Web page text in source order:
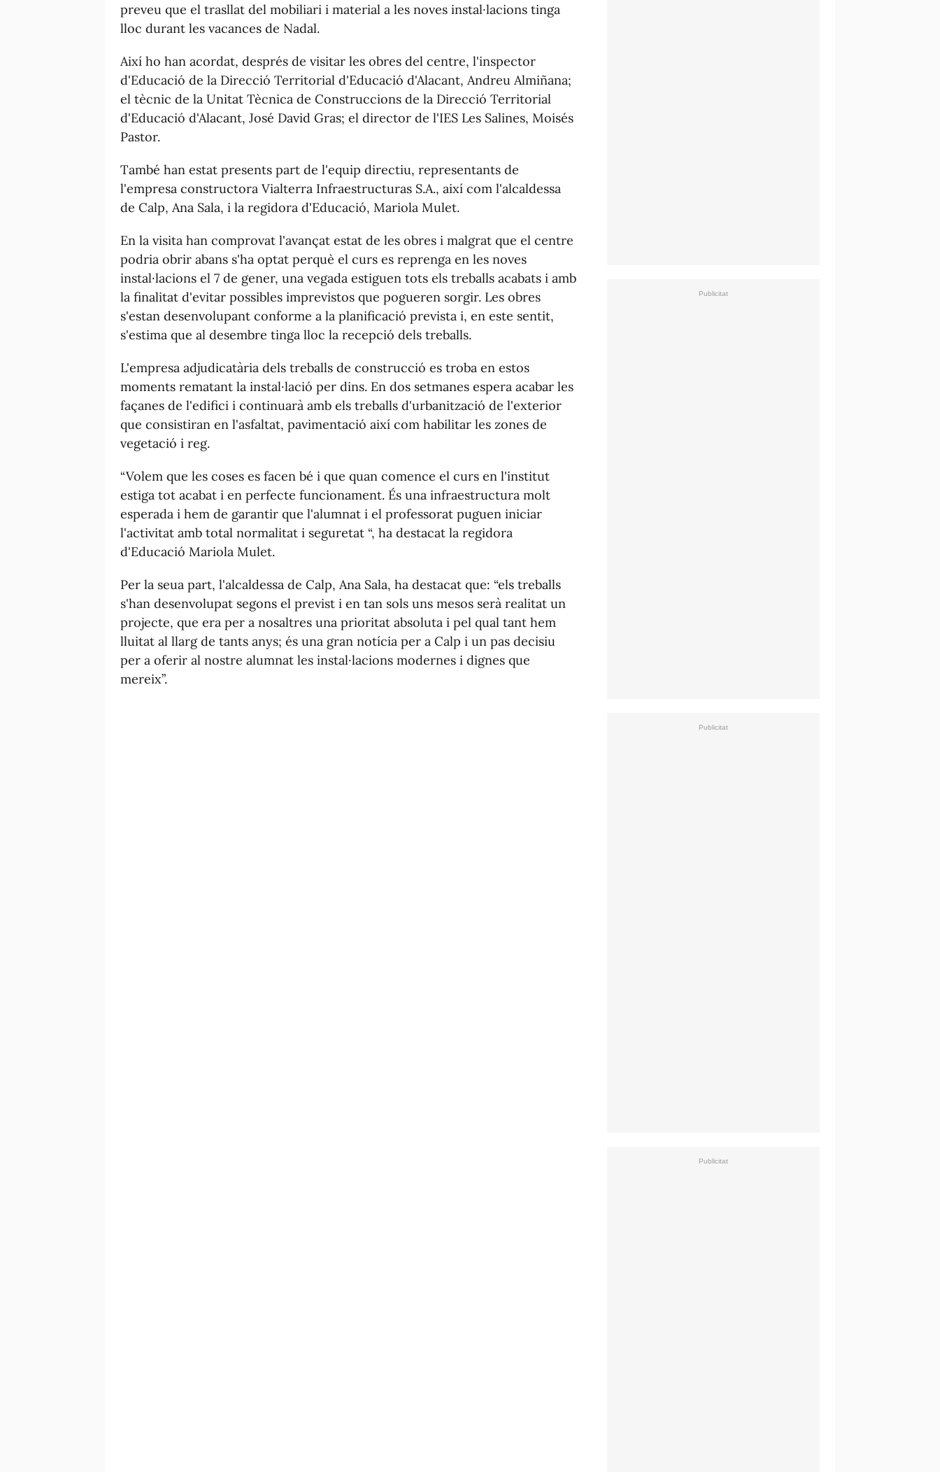
preveu que el trasllat del mobiliari i material a les noves instal·lacions tinga
lloc durant les vacances de Nadal.
Així ho han acordat, després de visitar les obres del centre, l'inspector
d'Educació de la Direcció Territorial d'Educació d'Alacant, Andreu Almiñana;
el tècnic de la Unitat Tècnica de Construccions de la Direcció Territorial
d'Educació d'Alacant, José David Gras; el director de l'IES Les Salines, Moisés
Pastor.
També han estat presents part de l'equip directiu, representants de
l'empresa constructora Vialterra Infraestructuras S.A., així com l'alcaldessa
de Calp, Ana Sala, i la regidora d'Educació, Mariola Mulet.
En la visita han comprovat l'avançat estat de les obres i malgrat que el centre
podria obrir abans s'ha optat perquè el curs es reprenga en les noves
instal·lacions el 7 de gener, una vegada estiguen tots els treballs acabats i amb
la finalitat d'evitar possibles imprevistos que pogueren sorgir. Les obres
s'estan desenvolupant conforme a la planificació prevista i, en este sentit,
s'estima que al desembre tinga lloc la recepció dels treballs.
L'empresa adjudicatària dels treballs de construcció es troba en estos
moments rematant la instal·lació per dins. En dos setmanes espera acabar les
façanes de l'edifici i continuarà amb els treballs d'urbanització de l'exterior
que consistiran en l'asfaltat, pavimentació així com habilitar les zones de
vegetació i reg.
“Volem que les coses es facen bé i que quan comence el curs en l'institut
estiga tot acabat i en perfecte funcionament. És una infraestructura molt
esperada i hem de garantir que l'alumnat i el professorat puguen iniciar
l'activitat amb total normalitat i seguretat “, ha destacat la regidora
d'Educació Mariola Mulet.
Per la seua part, l'alcaldessa de Calp, Ana Sala, ha destacat que: “els treballs
s'han desenvolupat segons el previst i en tan sols uns mesos serà realitat un
projecte, que era per a nosaltres una prioritat absoluta i pel qual tant hem
lluitat al llarg de tants anys; és una gran notícia per a Calp i un pas decisiu
per a oferir al nostre alumnat les instal·lacions modernes i dignes que
mereix”.